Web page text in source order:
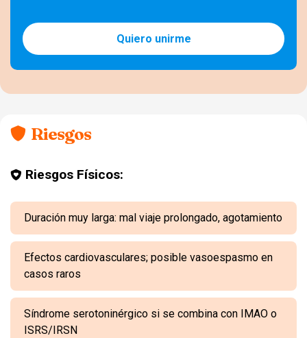
Quiero unirme
Riesgos
Riesgos Físicos:
Duración muy larga: mal viaje prolongado, agotamiento
Efectos cardiovasculares; posible vasoespasmo en
casos raros
Síndrome serotoninérgico si se combina con IMAO o
ISRS/IRSN